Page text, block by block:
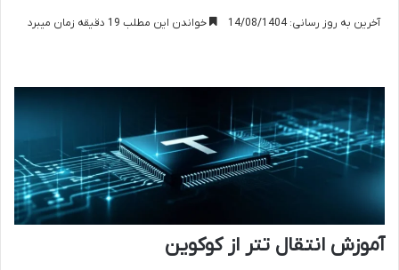
آخرین به روز رسانی: 14/08/1404 خواندن این مطلب 19 دقیقه زمان میبرد
آموزش انتقال تتر از کوکوین